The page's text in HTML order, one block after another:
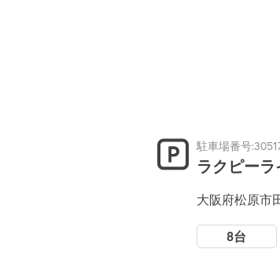
駐車場番号
ラクピー
大阪府松原市
8台